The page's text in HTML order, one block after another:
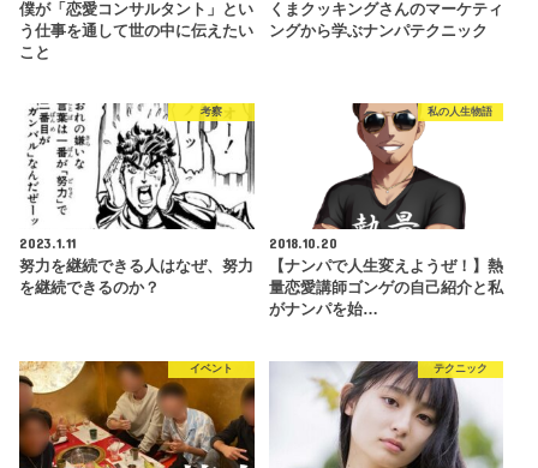
僕が「恋愛コンサルタント」とい
う仕事を通して世の中に伝えたい
こと
くまクッキングさんのマーケティ
ングから学ぶナンパテクニック
考察
2023.1.11
努力を継続できる人はなぜ、努力
を継続できるのか？
私の人生物語
2018.10.20
【ナンパで人生変えようぜ！】熱
量恋愛講師ゴンゲの自己紹介と私
がナンパを始…
イベント テクニック